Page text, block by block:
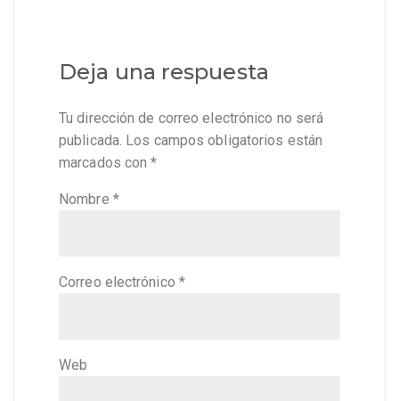
Deja una respuesta
Tu dirección de correo electrónico no será
publicada. Los campos obligatorios están
marcados con*
Nombre *
Correo electrónico *
Web